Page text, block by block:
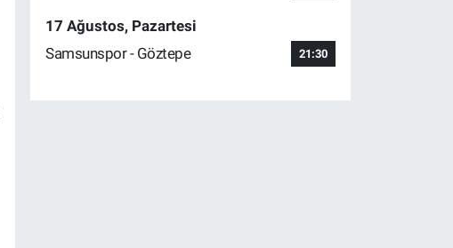
17 Ağustos, Pazartesi
Samsunspor - Göztepe
21:30